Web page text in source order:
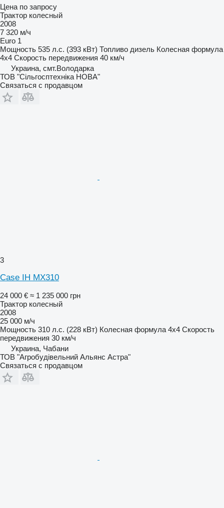
Цена по запросу
Трактор колесный
2008
7 320 м/ч
Euro 1
Мощность 535 л.с. (393 кВт) Топливо дизель Колесная формула
4x4 Скорость передвижения 40 км/ч
Украина, смт.Володарка
ТОВ "Сiльгосптехнiка НОВА"
Связаться с продавцом
3
Case IH MX310
24 000 € ≈ 1 235 000 грн
Трактор колесный
2008
25 000 м/ч
Мощность 310 л.с. (228 кВт) Колесная формула 4x4 Скорость
передвижения 30 км/ч
Украина, Чабани
ТОВ "Агробудівельний Альянс Астра"
Связаться с продавцом